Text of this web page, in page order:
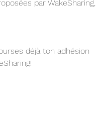
par WakeSharing,
déjà ton adhésion